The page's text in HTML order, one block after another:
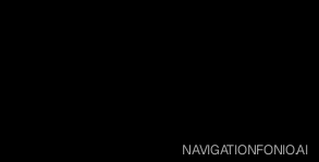
NAVIGATIONFONIO.AI